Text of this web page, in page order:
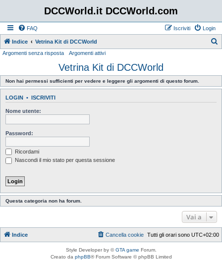
DCCWorld.it DCCWorld.com
FAQ Login
Iscriviti
Indice Vetrina Kit di DCCWorld
c
a
Argomenti senza risposta Argomenti attivi
Vetrina Kit di DCCWorld
Non hai permessi sufficienti per vedere e leggere gli argomenti di questo forum.
LOGIN • ISCRIVITI
Nome utente:
Password:
Ricordami
Nascondi il mio stato per questa sessione
Questa categoria non ha forum.
Vai a
Indice Tutti gli orari sono UTC+02:00
Cancella cookie
Style Developer by ©GTA game Forum.
Creato da phpBB® Forum Software © phpBB Limited